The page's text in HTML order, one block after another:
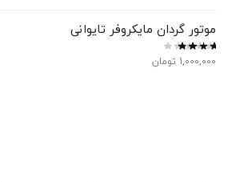
موتور گردان مایکروفر تایوانی
1,000,000 تومان